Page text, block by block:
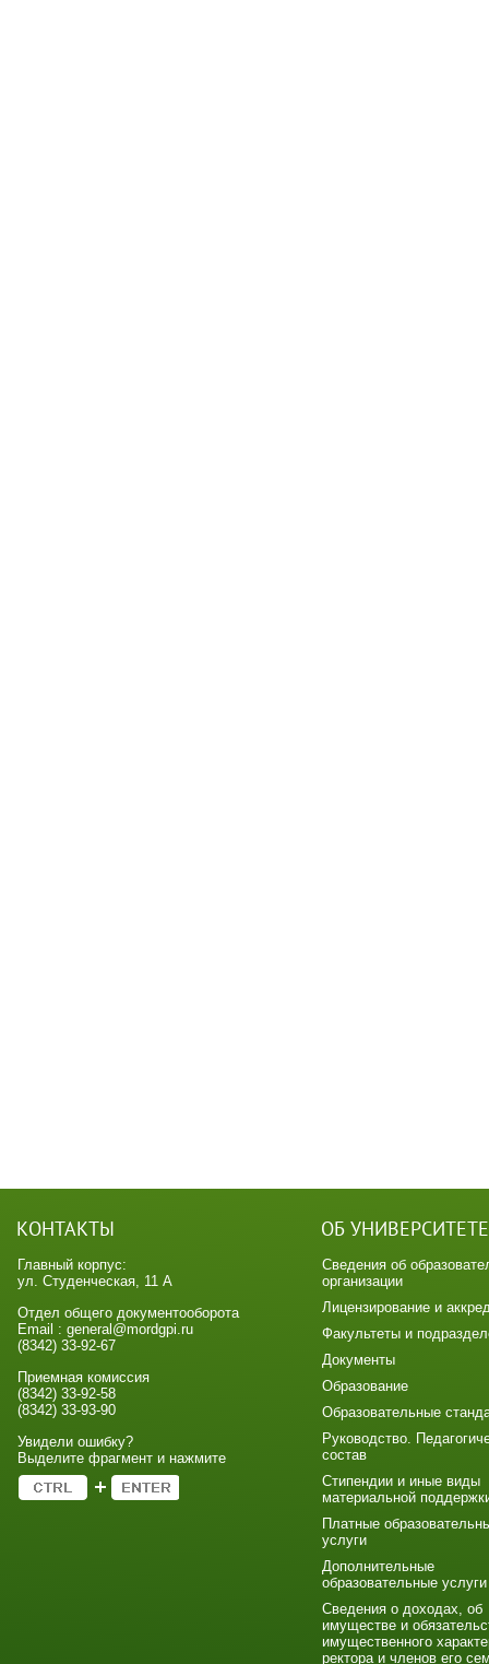
КОНТАКТЫ
Главный корпус:
ул. Студенческая, 11 А
Отдел общего документооборота
Email : general@mordgpi.ru
(8342) 33-92-67
Приемная комиссия
(8342) 33-92-58
(8342) 33-93-90
Увидели ошибку?
Выделите фрагмент и нажмите
ОБ УНИВЕРСИТЕТЕ
Сведения об
организации
Лицензирование и
Факультеты и
Документы
Образование
Образовательные
Руководство.
состав
Стипендии и иные виды
материальной
Платные
услуги
Дополнительные
образовательные услуги
Сведения о доходах, об
имуществе и
имущественного
ректора и членов его